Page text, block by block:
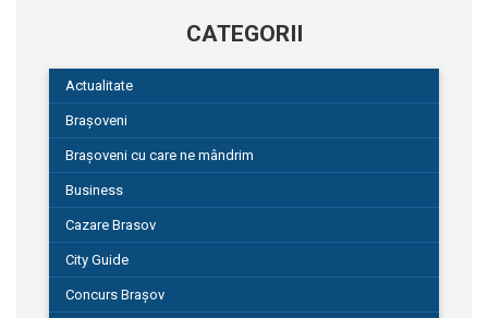
CATEGORII
Actualitate
Brașoveni
Brașoveni cu care ne mândrim
Business
Cazare Brasov
City Guide
Concurs Brașov